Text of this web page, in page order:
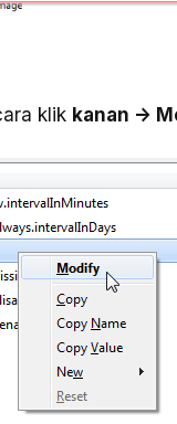
klik kanan ->